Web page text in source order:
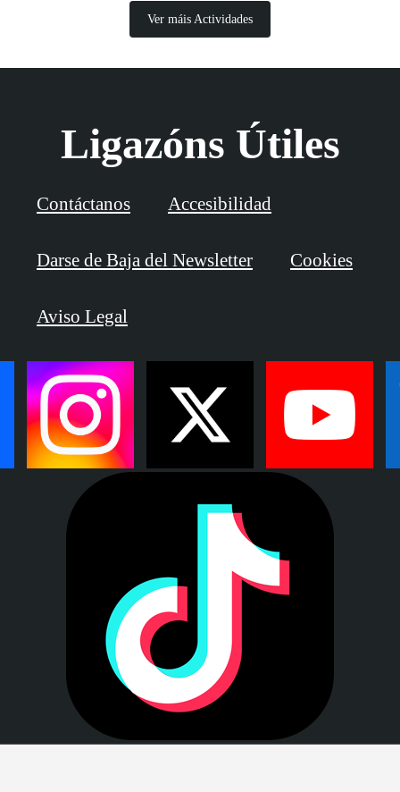
Ver máis Actividades
Ligazóns Útiles
Contáctanos Accesibilidad
Darse de Baja del Newsletter Cookies
Aviso Legal